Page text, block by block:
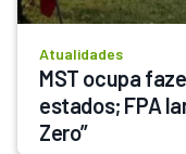
Atualidades
MST ocupa
estados; FPA
Zero”